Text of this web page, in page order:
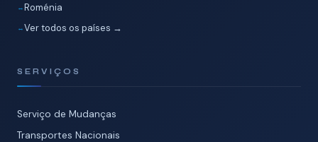
Roménia
Ver todos os países →
SERVIÇOS
Serviço de Mudanças
Transportes Nacionais